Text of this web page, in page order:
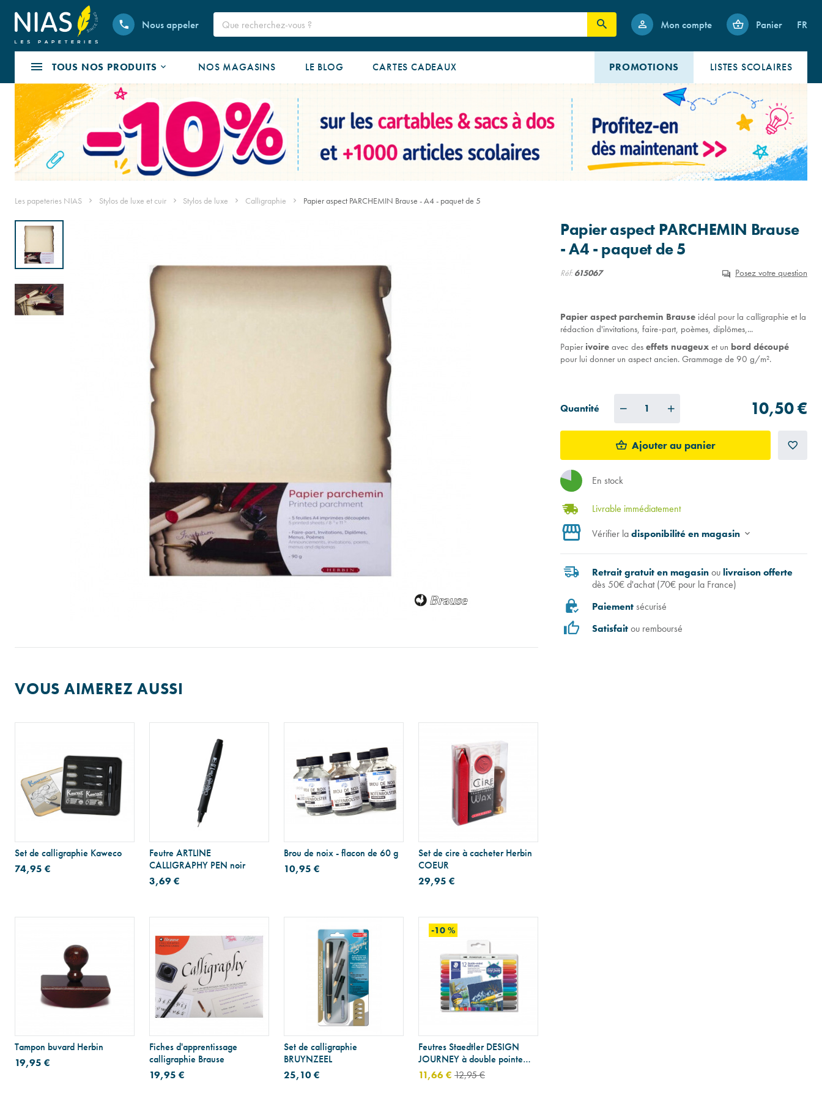
Nous appeler Mon compte Panier FR
TOUS NOS PRODUITS NOS MAGASINS LISTES SCOLAIRES
LE BLOG CARTES CADEAUX PROMOTIONS
Les papeteries NIAS Stylos de luxe et cuir Stylos de luxe Calligraphie Papier aspect PARCHEMIN Brause - A4 - paquet de 5
Papier aspect PARCHEMIN Brause
- A4 - paquet de 5
Réf: 615067 Posez votre question
Papier aspect parchemin Brause idéal pour la calligraphie et la
rédaction d'invitations, faire-part, poèmes, diplômes,...
Papier ivoire avec des effets nuageux et un bord découpé
pour lui donner un aspect ancien. Grammage de 90 g/m².
Quantité 10,50 €
Ajouter au panier
En stock
Livrable immédiatement
Vérifier ladisponibilité en magasin
Retrait gratuit en magasinou livraison offerte
dès 50€ d'achat (70€ pour la France)
Paiementsécurisé
Satisfaitou remboursé
VOUS AIMEREZ AUSSI
Set de calligraphie Kaweco
74,95 €
Feutre ARTLINE
CALLIGRAPHY PEN noir
3,69 €
Brou de noix - flacon de 60 g
10,95 €
Set de cire à cacheter Herbin
COEUR
29,95 €
Tampon buvard Herbin
19,95 €
Fiches d'apprentissage
calligraphie Brause
19,95 €
Set de calligraphie
BRUYNZEEL
25,10 €
-10 %
Feutres Staedtler DESIGN
JOURNEY à double pointe
pour TEXTILE - étui de 12
11,66 € 12,95 €